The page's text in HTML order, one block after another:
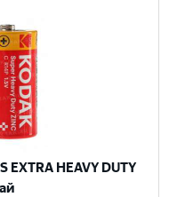
HEAVY DUTY